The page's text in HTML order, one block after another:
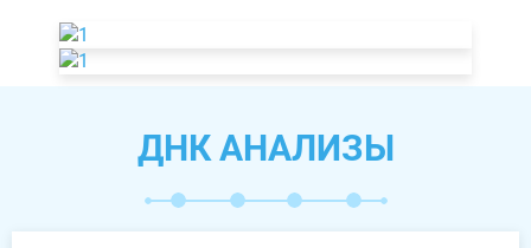
ДНК АНАЛИЗЫ